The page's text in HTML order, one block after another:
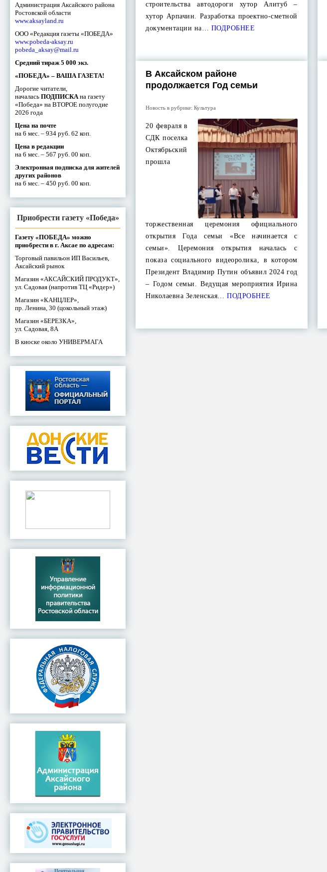
Администрация Аксайского района
Ростовской области
www.aksayland.ru
ООО «Редакция газеты «ПОБЕДА»
www.pobeda-aksay.ru
pobeda_aksay@mail.ru
Средний тираж 5 000 экз.
«ПОБЕДА» – ВАША ГАЗЕТА!
Дорогие читатели,
началась ПОДПИСКА на газету
«Победа» на ВТОРОЕ полугодие
2026 года
Цена на почте
на 6 мес. – 934 руб. 62 коп.
Цена в редакции
на 6 мес. – 567 руб. 00 коп.
Электронная подписка для жителей
других районов
на 6 мес. – 450 руб. 00 коп.
Приобрести газету «Победа»
Газету «ПОБЕДА» можно
приобрести в г. Аксае по адресам:
Торговый павильон ИП Васильев,
Аксайский рынок
Магазин «АКСАЙСКИЙ ПРОДУКТ»,
ул. Садовая (напротив ТЦ «Ридер»)
Магазин «КАНЦЛЕР»,
пр. Ленина, 30 (цокольный этаж)
Магазин «БЕРЕЗКА»,
ул. Садовая, 8А
В киоске около УНИВЕРМАГА
строительства автодороги хутор Алитуб –
хутор Арпачин. Разработка проектно-сметной
документации на… ПОДРОБНЕЕ
В Аксайском районе
продолжается Год семьи
Новость в рубрике:Культура
20 февраля в
СДК поселка
Октябрьский
прошла
торжественная церемония официального
открытия Года семьи «Все начинается с
семьи». Церемония открытия началась с
показа социального видеоролика, в котором
Президент Владимир Путин объявил 2024 год
– Годом семьи. Ведущая мероприятия Ирина
Николаевна Зеленская… ПОДРОБНЕЕ